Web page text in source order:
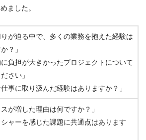
ました。
りが迫る中で、多くの業務を抱えた経験は
？」
に負担が大きかったプロジェクトについて
さい」
仕事に取り汲んだ経験はありますか？」
スが増した理由は何ですか？」
シャーを感じた課題に共通点はあります